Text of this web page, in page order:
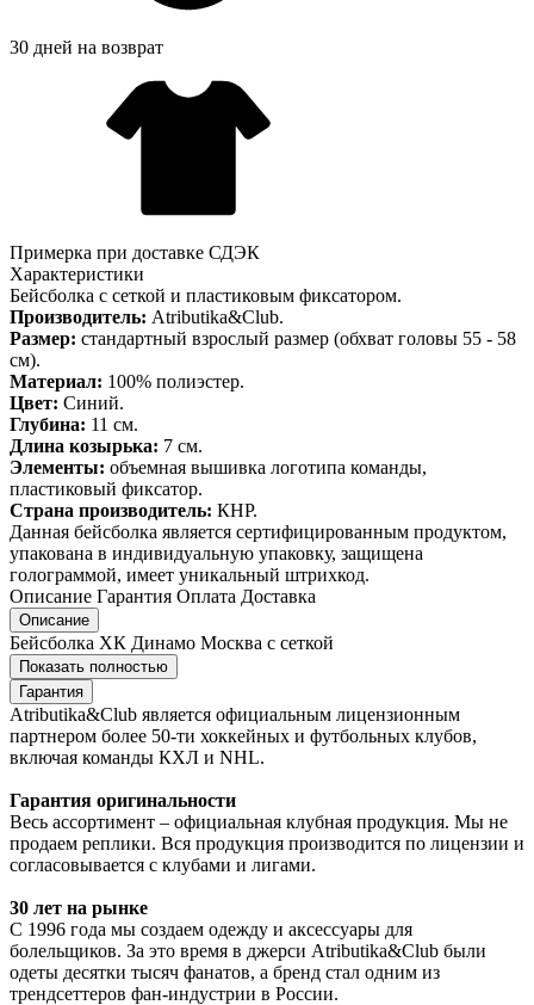
30 дней на возврат
Примерка при доставке СДЭК
Характеристики
Бейсболка с сеткой и пластиковым фиксатором.
Производитель: Atributika&Club.
Размер: стандартный взрослый размер (обхват головы 55 - 58
см).
Материал: 100% полиэстер.
Цвет: Синий.
Глубина: 11 см.
Длина козырька: 7 см.
Элементы: объемная вышивка логотипа команды,
пластиковый фиксатор.
Страна производитель: КНР.
Данная бейсболка является сертифицированным продуктом,
упакована в индивидуальную упаковку, защищена
голограммой, имеет уникальный штрихкод.
Описание Гарантия Оплата Доставка
Описание
Бейсболка ХК Динамо Москва с сеткой
Показать полностью
Гарантия
Atributika&Club является официальным лицензионным
партнером более 50-ти хоккейных и футбольных клубов,
включая команды КХЛ и NHL.
Гарантия оригинальности
Весь ассортимент – официальная клубная продукция. Мы не
продаем реплики. Вся продукция производится по лицензии и
согласовывается с клубами и лигами.
30 лет на рынке
С 1996 года мы создаем одежду и аксессуары для
болельщиков. За это время в джерси Atributika&Club были
одеты десятки тысяч фанатов, а бренд стал одним из
трендсеттеров фан-индустрии в России.